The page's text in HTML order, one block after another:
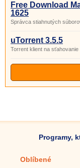
Free Download
1625
Správca stiahnutých
uTorrent 3.5.5
Torrent klient na
Programy,
Oblíbené